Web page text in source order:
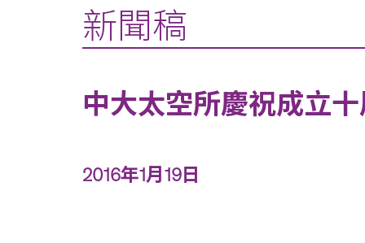
新聞稿
中大太空所慶祝成立
2016年1月19日